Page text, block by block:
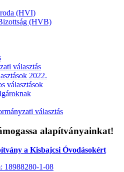
(HVI)
(HVB)
választás
2022.
választások
választás
alapítványainkat!
a Kisbajcsi Óvodásokért
18988280-1-08